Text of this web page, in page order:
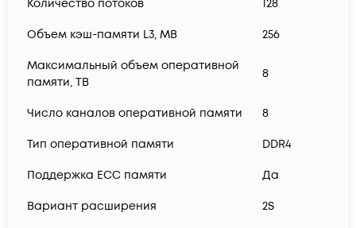
Количество потоков 128
Объем кэш-памяти L3, MB 256
Максимальный объем оперативной
памяти, TB
8
Число каналов оперативной памяти 8
Тип оперативной памяти DDR4
Поддержка ECC памяти Да
Вариант расширения 2S